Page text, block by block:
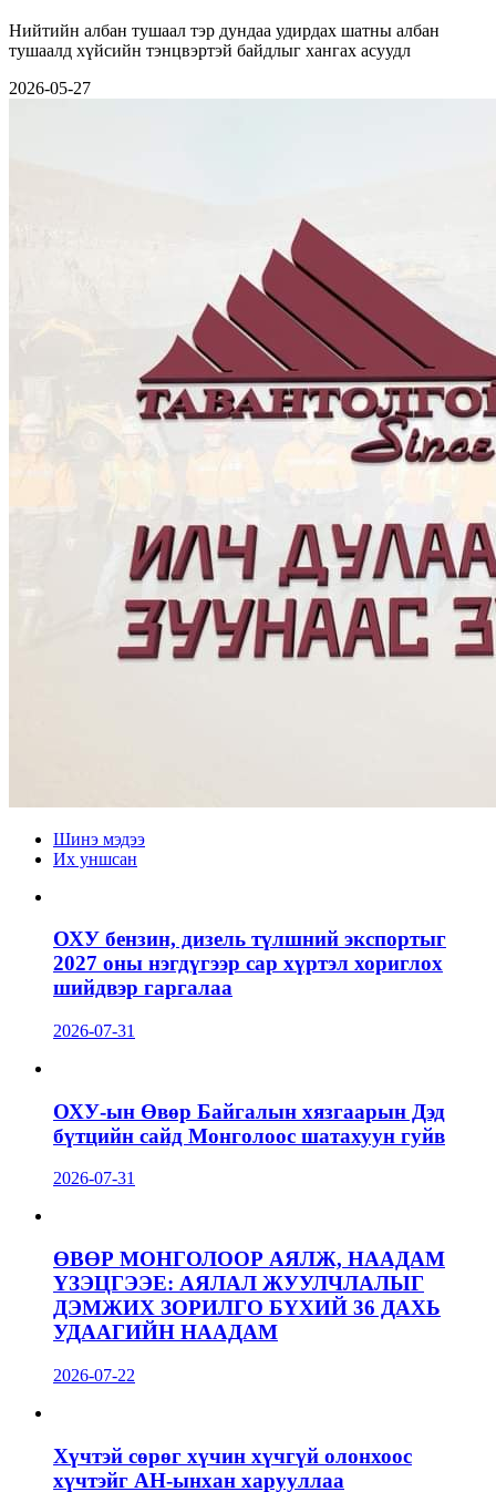
Нийтийн албан тушаал тэр дундаа удирдах шатны албан
тушаалд хүйсийн тэнцвэртэй байдлыг хангах асуудл
2026-05-27
Шинэ мэдээ
Их уншсан
ОХУ бензин, дизель түлшний экспортыг
2027 оны нэгдүгээр сар хүртэл хориглох
шийдвэр гаргалаа
2026-07-31
ОХУ-ын Өвөр Байгалын хязгаарын Дэд
бүтцийн сайд Монголоос шатахуун гуйв
2026-07-31
ӨВӨР МОНГОЛООР АЯЛЖ, НААДАМ
ҮЗЭЦГЭЭЕ: АЯЛАЛ ЖУУЛЧЛАЛЫГ
ДЭМЖИХ ЗОРИЛГО БҮХИЙ 36 ДАХЬ
УДААГИЙН НААДАМ
2026-07-22
Хүчтэй сөрөг хүчин хүчгүй олонхоос
хүчтэйг АН-ынхан харууллаа